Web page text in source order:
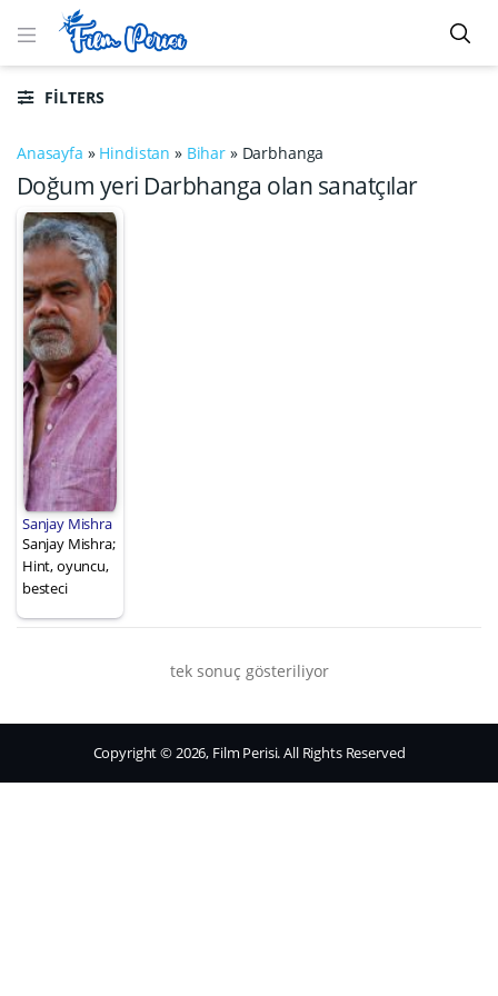
FILTERS
Anasayfa » Hindistan » Bihar » Darbhanga
Doğum yeri Darbhanga olan sanatçılar
Sanjay Mishra
Sanjay Mishra;
Hint, oyuncu,
besteci
tek sonuç gösteriliyor
Copyright © 2026, Film Perisi. All Rights Reserved